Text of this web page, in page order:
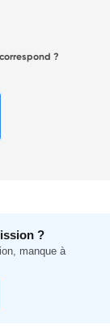
?
?
manque à